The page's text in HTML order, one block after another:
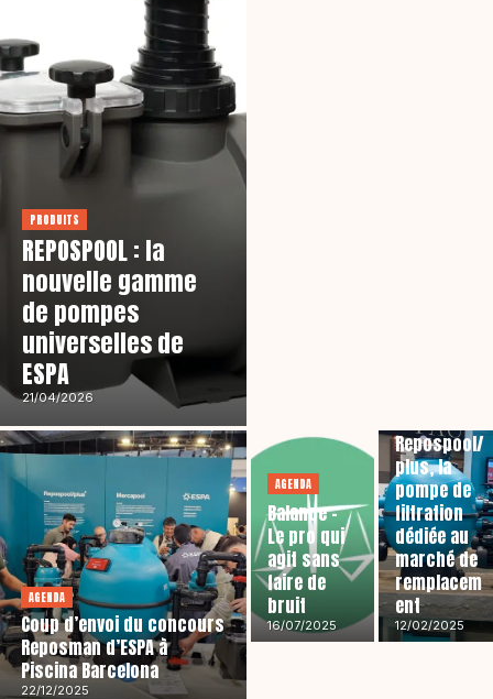
PRODUITS
REPOSPOOL : la
nouvelle gamme
de pompes
universelles de
ESPA
21/04/2026
AGENDA
Coup d’envoi du concours
Reposman d’ESPA à
Piscina Barcelona
22/12/2025
AGENDA
Balance –
Le pro qui
agit sans
faire de
bruit
16/07/2025
Repospool/
plus, la
pompe de
filtration
dédiée au
marché de
remplacem
ent
12/02/2025